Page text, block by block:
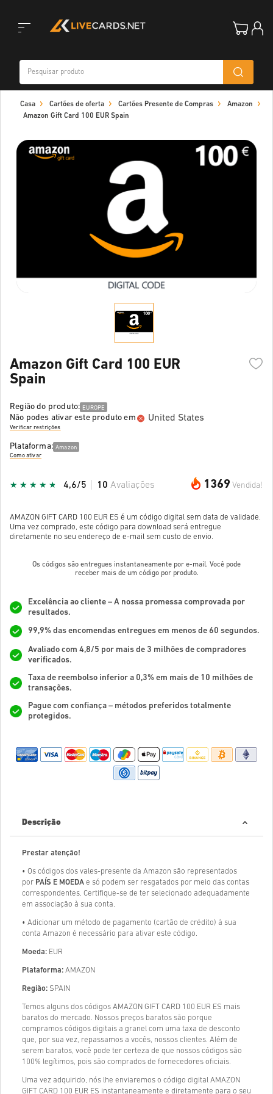
navigation
Casa Cartões de oferta Cartões Presente de Compras
Amazon
Amazon Gift Card 100 EUR Spain
Amazon Gift Card 100 EUR
Spain
Região do produto: EUROPE
Não podes ativar este produto em United States
Verificar restrições
Plataforma: Amazon
Como ativar
1369 Vendida!
4,6/5 10 Avaliações
AMAZON GIFT CARD 100 EUR ES é um código digital sem data de validade.
Uma vez comprado, este código para download será entregue
diretamente no seu endereço de e-mail sem custo de envio.
Os códigos são entregues instantaneamente por e-mail. Você pode
receber mais de um código por produto.
Excelência ao cliente – A nossa promessa comprovada por
resultados.
99,9% das encomendas entregues em menos de 60 segundos.
Avaliado com 4,8/5 por mais de 3 milhões de compradores
verificados.
Taxa de reembolso inferior a 0,3% em mais de 10 milhões de
transações.
Pague com confiança – métodos preferidos totalmente
protegidos.
Descrição
Prestar atenção!
• Os códigos dos vales-presente da Amazon são representados
por PAÍS E MOEDA e só podem ser resgatados por meio das contas
correspondentes. Certifique-se de ter selecionado adequadamente
em associação à sua conta.
• Adicionar um método de pagamento (cartão de crédito) à sua
conta Amazon é necessário para ativar este código.
Moeda: EUR
Plataforma: AMAZON
Região: SPAIN
Temos alguns dos códigos AMAZON GIFT CARD 100 EUR ES mais
baratos do mercado. Nossos preços baratos são porque
compramos códigos digitais a granel com uma taxa de desconto
que, por sua vez, repassamos a vocês, nossos clientes. Além de
serem baratos, você pode ter certeza de que nossos códigos são
100% legítimos, pois são comprados de fornecedores oficiais.
Uma vez adquirido, nós lhe enviaremos o código digital AMAZON
GIFT CARD 100 EUR ES instantaneamente e diretamente para o seu